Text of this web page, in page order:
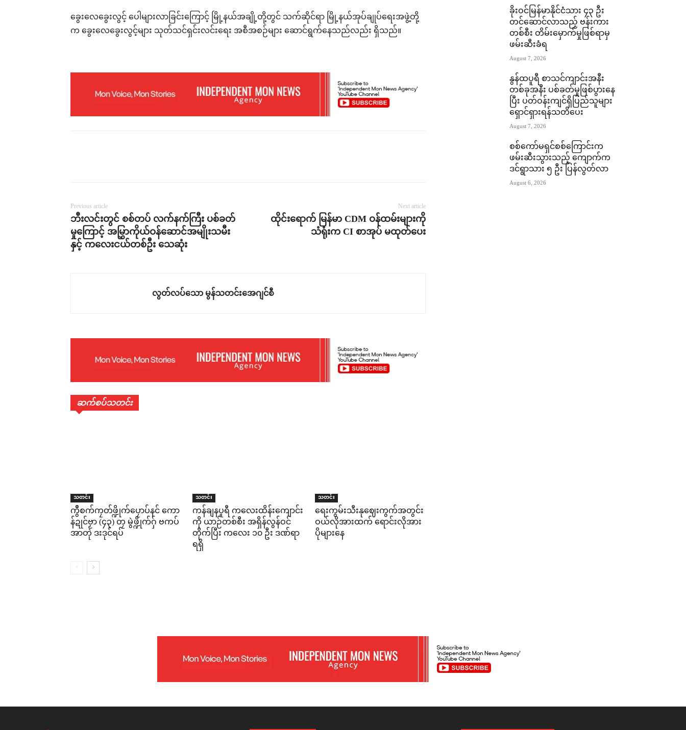
ခွေးလေခွေးလွင့် ပေါများလာခြင်းကြောင့် မြို့နယ်အချို့တို့တွင် သက်ဆိုင်ရာ မြို့နယ်အုပ်ချုပ်ရေးအဖွဲ့တို့
က ခွေးလေခွေးလွင့်များ သုတ်သင်ရှင်းလင်းရေး အစီအစဉ်များ ဆောင်ရွက်နေသည်လည်း ရှိသည်။
Previous article
ဘီးလင်းတွင် စစ်တပ် လက်နက်ကြီး ပစ်ခတ်
မှုကြောင့် အမြွှာကိုယ်ဝန်ဆောင်အမျိုးသမီး
နှင့် ကလေးငယ်တစ်ဦး သေဆုံး
Next article
ထိုင်းရောက် မြန်မာ CDM ဝန်ထမ်းများကို
သံရုံးက CI စာအုပ် မထုတ်ပေး
လွတ်လပ်သော မွန်သတင်းအေဂျင်စီ
ဆက်စပ်သတင်း
သတင်း
ကွဳစက်ကၠတ်ဖ္ဍိုက်ပၠောပ်နင် ကော
န်ဍုင်ဗၟာ (၄၃) တၠ မွဲဖ္ဍိုက်ဂှ် ဗကပ်
အာတုဲ ဒးဒုင်ရပ်
သတင်း
ကန်ချနပူရီ ကလေးထိန်းကျောင်း
ကို ယာဉ်တစ်စီး အရှိန်လွန်ဝင်
တိုက်ပြီး ကလေး ၁၀ ဦး ဒဏ်ရာ
ရရှိ
သတင်း
ရေးကွမ်းသီးနုဈေးကွက်အတွင်း
ဝယ်လိုအားထက် ရောင်းလိုအား
ပိုများနေ
ခိုးဝင်မြန်မာနိုင်ငံသား ၄၃ ဦး
တင်ဆောင်လာသည့် ဗန်းကား
တစ်စီး တိမ်းမှောက်မှုဖြစ်ရာမှ
ဖမ်းဆီးခံရ
August 7, 2026
နွန်ထပူရီ စာသင်ကျာင်းအနီး
တစ်ခုအနီး ပစ်ခတ်မှုဖြစ်ပွားနေ
ပြီး ပတ်ဝန်းကျင်ရှိပြည်သူများ
ရှောင်ရှားရန်သတိပေး
August 7, 2026
စစ်ကော်မရှင်စစ်ကြောင်းက
ဖမ်းဆီးသွားသည့် ကျောက်က
ဒင်ရွာသား ၅ ဦး ပြန်လွတ်လာ
August 6, 2026